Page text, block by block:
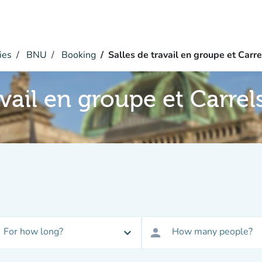
BNU Booking Salles de travail en groupe et
en groupe et
For how long? expand_more person How many people?